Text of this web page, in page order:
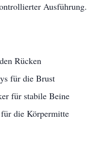
Ausführung.
Rücken
für die Brust
für stabile Beine
die Körpermitte